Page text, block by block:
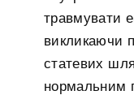
травмувати
викликаючи
статевих
нормальним